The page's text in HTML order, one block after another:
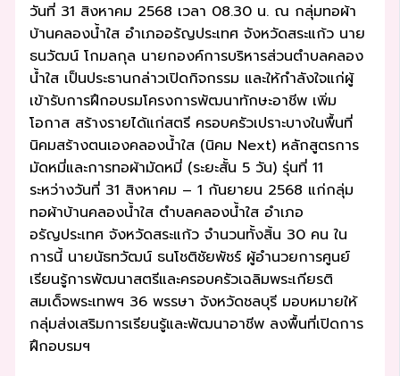
วันที่ 31 สิงหาคม 2568 เวลา 08.30 น. ณ กลุ่มทอผ้า
บ้านคลองน้ำใส อำเภออรัญประเทศ จังหวัดสระแก้ว นาย
ธนวัฒน์ โกมลกุล นายกองค์การบริหารส่วนตำบลคลอง
น้ำใส เป็นประธานกล่าวเปิดกิจกรรม และให้กำลังใจแก่ผู้
เข้ารับการฝึกอบรมโครงการพัฒนาทักษะอาชีพ เพิ่ม
โอกาส สร้างรายได้แก่สตรี ครอบ​ครัวเปราะบางในพื้นที่
นิคมสร้างตนเองคลองน้ำใส (นิคม Next)​ หลักสูตรการ
มัดหมี่และการทอผ้ามัดหมี่ (ระยะสั้น 5 วัน)​ รุ่นที่ 1​1
ระหว่างวันที่ 31 สิงหาคม – 1 กันยายน 2568 แก่กลุ่ม
ทอผ้าบ้านคลองน้ำใส ตำบลคลองน้ำใส อำเภอ
อรัญประเทศ จังหวัดสระแก้ว จำนวนทั้งสิ้น 30 คน ใน
การนี้ นายนัธทวัฒน์ ธนโชติชัยพัชร์ ผู้อำนวยการศูนย์
เรียนรู้การพัฒนาสตรีและครอบครัวเฉลิมพระเกียรติ
สมเด็จพระเทพฯ 36 พรรษา จังหวัดชลบุรี มอบหมายให้
กลุ่มส่งเสริมการเรียนรู้และพัฒนาอาชีพ ลงพื้นที่เปิดการ
ฝึกอบรมฯ